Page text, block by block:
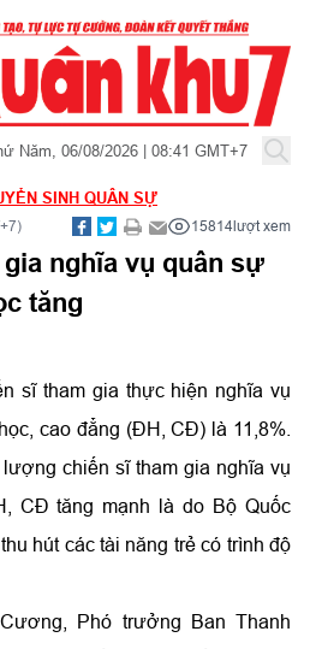
Năm, 06/08/2026 | 08:41 GMT+7
SINH QUÂN SỰ
15814lượt xem
nghĩa vụ quân sự
tăng
sĩ tham gia thực hiện nghĩa vụ
cao đẳng (ĐH, CĐ) là 11,8%.
chiến sĩ tham gia nghĩa vụ
CĐ tăng mạnh là do Bộ Quốc
hút các tài năng trẻ có trình độ
Phó trưởng Ban Thanh